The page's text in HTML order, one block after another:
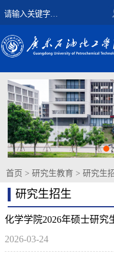
首页 > 研究生教育 > 研究生
研究生招生
化学学院2026年硕士研究
2026-03-24